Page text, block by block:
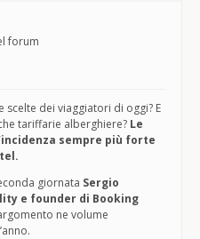
forum
dei viaggiatori di oggi? E
tariffarie alberghiere? Le
sempre più forte
giornata Sergio
e founder di Booking
ne volume